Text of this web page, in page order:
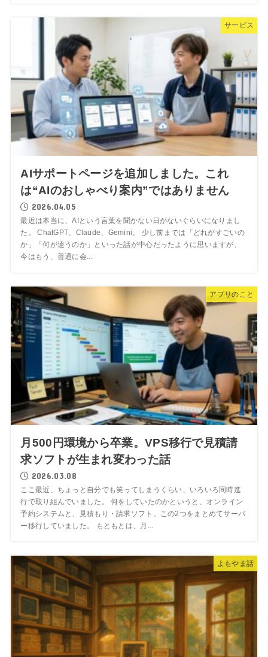
サービス
AIサポートページを追加しました。これ
は“AIのおしゃべり案内”ではありません
2026.04.05
最近は本当に、AIという言葉を聞かない日がないぐらいになりまし
た。 ChatGPT、Claude、Gemini。 少し前までは「どれがすごいの
か」「何が違うのか」といった話が中心だったように思いますが、
今はもう、普通に会...
アプリのこと
月500円環境から卒業。VPS移行で見積請
求ソフトが生まれ変わった話
2026.03.08
ここ最近、ちょっと自分でも笑ってしまうくらい、いろいろ同時進
行で取り組んでいました。 何をしていたのかというと、オンライン
予約システムと、見積もり・請求ソフト。この2つをまとめてサーバ
ー移行していました。 もともとは、月...
よもやま話